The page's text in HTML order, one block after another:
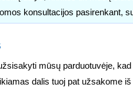
konsultacijos pasirenkant,
mūsų parduotuvėje,
dalis tuoj pat užsakome